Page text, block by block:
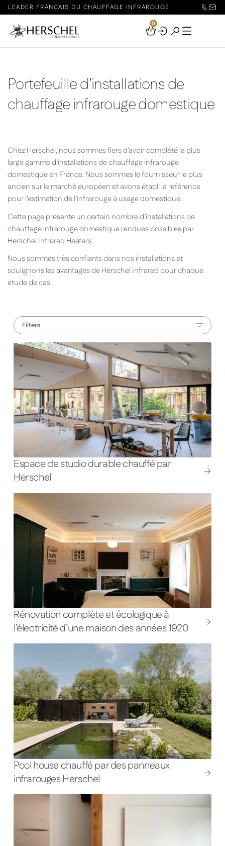
LEADER FRANÇAIS DU CHAUFFAGE INFRAROUGE
Your
0
Portefeuille d’installations de
chauffage infrarouge domestique
Chez Herschel, nous sommes fiers d’avoir complété la plus
large gamme d’installations de chauffage infrarouge
domestique en France. Nous sommes le fournisseur le plus
ancien sur le marché européen et avons établi la référence
pour l’estimation de l’infrarouge à usage domestique.
Cette page présente un certain nombre d’installations de
chauffage infrarouge domestique rendues possibles par
Herschel Infrared Heaters.
Nous sommes très confiants dans nos installations et
soulignons les avantages de Herschel Infrared pour chaque
étude de cas.
Filters
Espace de studio durable chauffé par
Herschel
Rénovation complète et écologique à
l’électricité d’une maison des années 1920
Pool house chauffé par des panneaux
infrarouges Herschel